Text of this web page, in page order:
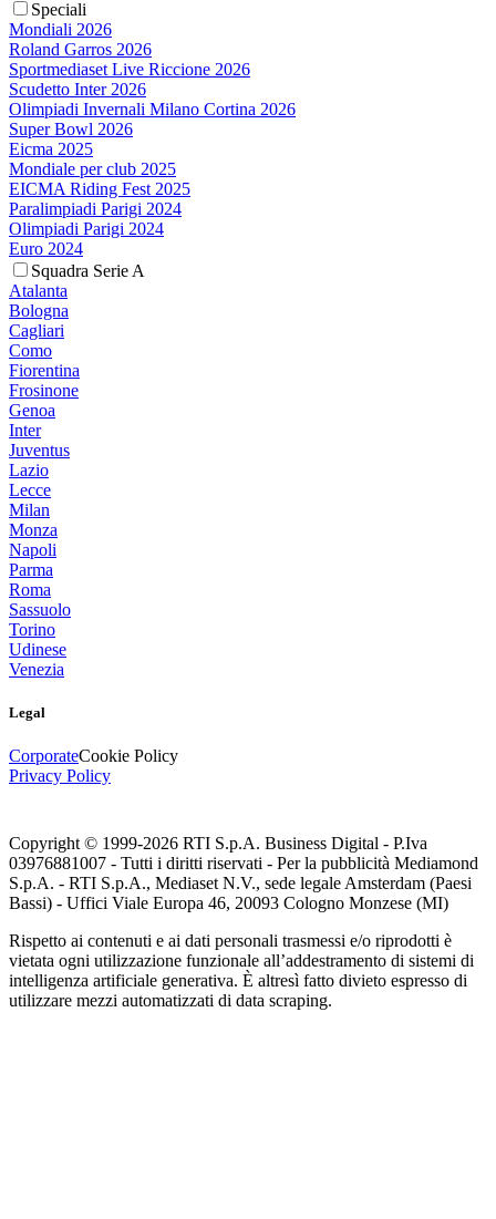
Speciali
Mondiali 2026
Roland Garros 2026
Sportmediaset Live Riccione 2026
Scudetto Inter 2026
Olimpiadi Invernali Milano Cortina 2026
Super Bowl 2026
Eicma 2025
Mondiale per club 2025
EICMA Riding Fest 2025
Paralimpiadi Parigi 2024
Olimpiadi Parigi 2024
Euro 2024
Squadra Serie A
Atalanta
Bologna
Cagliari
Como
Fiorentina
Frosinone
Genoa
Inter
Juventus
Lazio
Lecce
Milan
Monza
Napoli
Parma
Roma
Sassuolo
Torino
Udinese
Venezia
Legal
CorporateCookie Policy
Privacy Policy
Copyright © 1999-2026 RTI S.p.A. Business Digital - P.Iva
03976881007 - Tutti i diritti riservati - Per la pubblicità Mediamond
S.p.A. - RTI S.p.A., Mediaset N.V., sede legale Amsterdam (Paesi
Bassi) - Uffici Viale Europa 46, 20093 Cologno Monzese (MI)
Rispetto ai contenuti e ai dati personali trasmessi e/o riprodotti è
vietata ogni utilizzazione funzionale all’addestramento di sistemi di
intelligenza artificiale generativa. È altresì fatto divieto espresso di
utilizzare mezzi automatizzati di data scraping.